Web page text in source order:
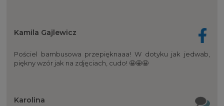
Kamila Gajlewicz
Pościel bambusowa przepięknaaa! W dotyku jak jedwab,
piękny wzór jak na zdjęciach, cudo! 🤩🤩🤩
Karolina